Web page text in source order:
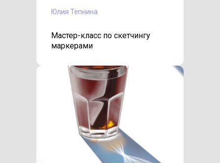
Юлия Тепнина
Мастер-класс по скетчингу
маркерами